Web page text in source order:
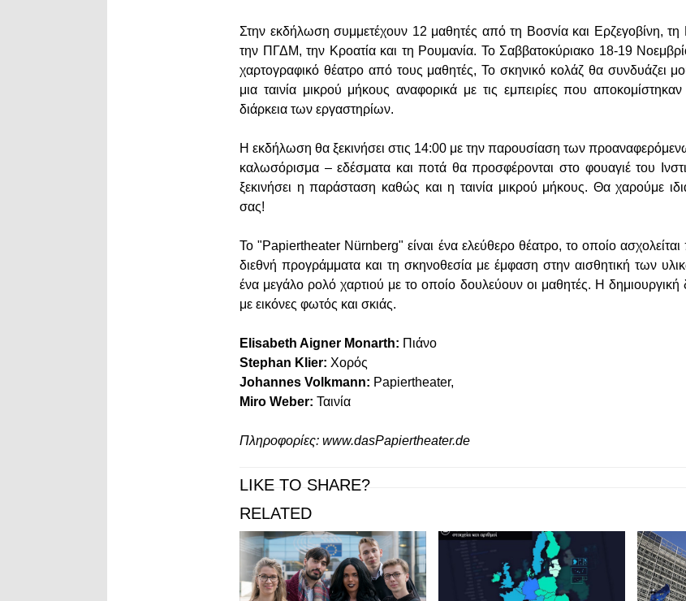
Στην εκδήλωση συμμετέχουν 12 μαθητές από τη Βοσνία και Ερζεγοβίνη,
την ΠΓΔΜ, την Κροατία και τη Ρουμανία. Το Σαββατοκύριακο 18-19
χαρτογραφικό θέατρο από τους μαθητές, Το σκηνικό κολάζ θα συνδυάζει
μια ταινία μικρού μήκους αναφορικά με τις εμπειρίες που
διάρκεια των εργαστηρίων.
Η εκδήλωση θα ξεκινήσει στις 14:00 με την παρουσίαση των
καλωσόρισμα – εδέσματα και ποτά θα προσφέρονται στο φουαγιέ του
ξεκινήσει η παράσταση καθώς και η ταινία μικρού μήκους. Θα χαρούμε
σας!
Το "Papiertheater Nürnberg" είναι ένα ελεύθερο θέατρο, το οποίο
διεθνή προγράμματα και τη σκηνοθεσία με έμφαση στην αισθητική των
ένα μεγάλο ρολό χαρτιού με το οποίο δουλεύουν οι μαθητές. Η δημιουργική
με εικόνες φωτός και σκιάς.
Elisabeth Aigner Monarth: Πιάνο
Stephan Klier: Χορός
Johannes Volkmann: Papiertheater,
Miro Weber: Ταινία
Πληροφορίες: www.dasPapiertheater.de
LIKE TO SHARE?
RELATED